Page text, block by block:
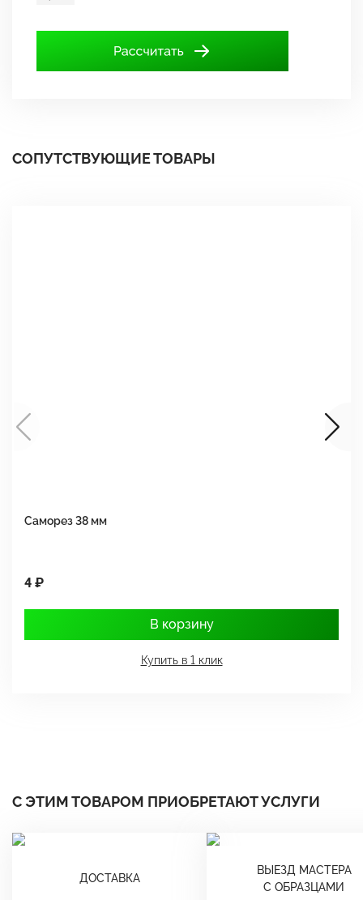
СОПУТСТВУЮЩИЕ ТОВАРЫ
Саморез 38 мм
4 ₽
В корзину
Купить в 1 клик
С ЭТИМ ТОВАРОМ ПРИОБРЕТАЮТ УСЛУГИ
ДОСТАВКА
ВЫЕЗД МАСТЕРА
С ОБРАЗЦАМИ